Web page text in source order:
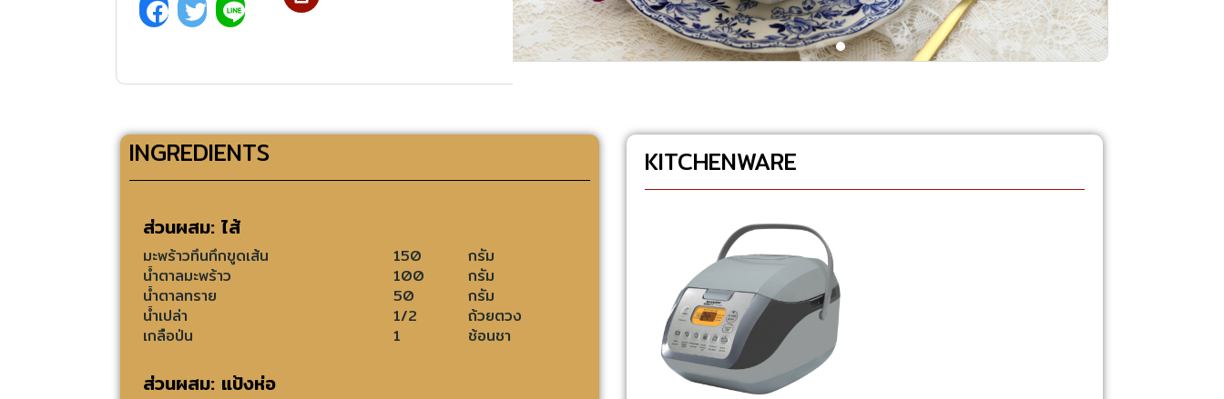
INGREDIENTS
ส่วนผสม: ไส้
มะพร้าวทึนทึกขูดเส้น 150
กรัม
น้ำตาลมะพร้าว
100
กรัม
น้ำตาลทราย
50
กรัม
น้ำเปล่า
1/2
ถ้วยตวง
เกลือป่น
1 ช้อนชา
ส่วนผสม: แป้งห่อ
KITCHENWARE